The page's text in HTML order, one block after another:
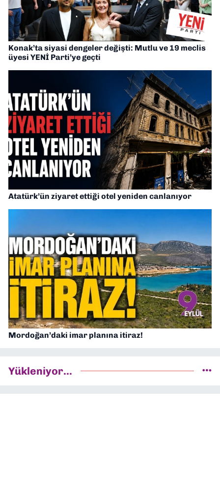
Konak’ta siyasi dengeler değişti: Mutlu ve 19 meclis
üyesi YENİ Parti’ye geçti
Atatürk’ün ziyaret ettiği otel yeniden canlanıyor
Mordoğan’daki imar planına itiraz!
Yükleniyor...